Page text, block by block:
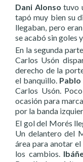
Dani Alonsotuvo
tapó muy bien su
llegaban, pero
se acabó sin goles
En la segunda
Carlos Usón
derecho de la
el banquillo.
Carlos Usón.
ocasión para
por la banda
El gol del Morés
Un delantero del
área para anotar
los cambios.